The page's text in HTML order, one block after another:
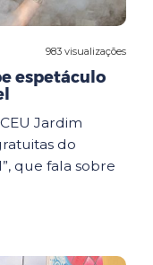
983 visualizações
espetáculo
Jardim
do
que fala sobre